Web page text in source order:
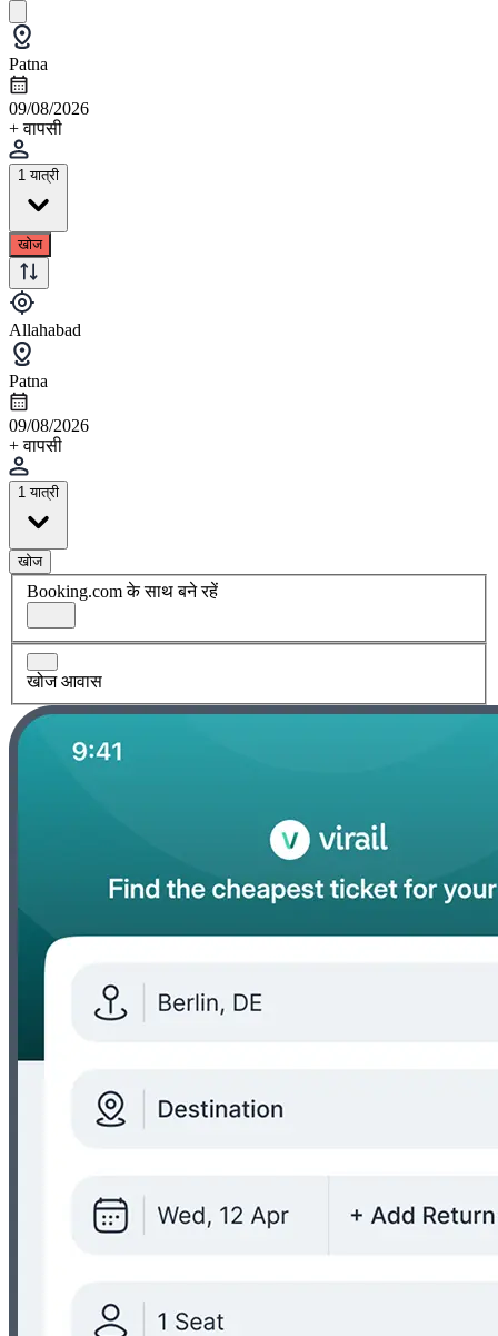
Patna
09/08/2026
+ वापसी
1 यात्री
खोज
Allahabad
Patna
09/08/2026
+ वापसी
1 यात्री
खोज
Booking.com के साथ बने रहें
खोज आवास